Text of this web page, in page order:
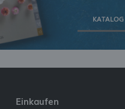
Einkaufen